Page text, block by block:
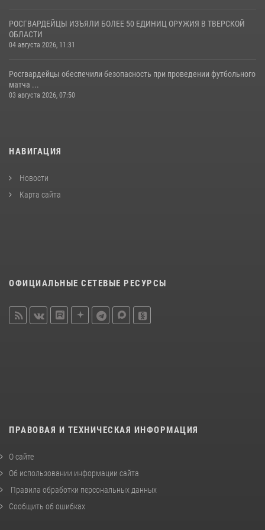
РОСГВАРДЕЙЦЫ ИЗЪЯЛИ БОЛЕЕ 50 ЕДИНИЦ ОРУЖИЯ В ТВЕРСКОЙ
ОБЛАСТИ
04 августа 2026, 11:31
Росгвардейцы обеспечили безопасность при проведении футбольного
матча ...
03 августа 2026, 07:50
НАВИГАЦИЯ
Новости
Карта сайта
ОФИЦИАЛЬНЫЕ СЕТЕВЫЕ РЕСУРСЫ
ПРАВОВАЯ И ТЕХНИЧЕСКАЯ ИНФОРМАЦИЯ
О сайте
Об использовании информации сайта
Правила обработки персональных данных
Сообщить об ошибках